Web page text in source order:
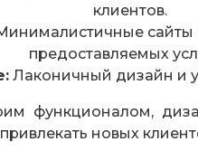
клиентов.
предоставляемых
Лаконичный дизайн и
функционалом,
новых